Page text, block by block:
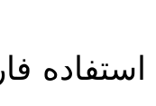
استفاده